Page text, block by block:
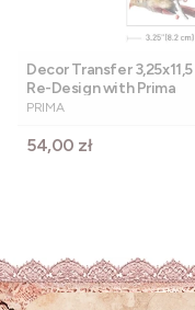
Decor Transfer
Re-Design with Prima
PRODUCENT
PRIMA
Cena
54,00 zł